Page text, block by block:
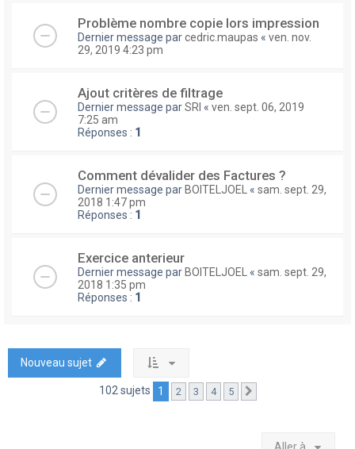
Problème nombre copie lors impression
Dernier message parcedric.maupas « ven. nov.
29, 2019 4:23 pm
Ajout critères de filtrage
Dernier message parSRI « ven. sept. 06, 2019
7:25 am
Réponses : 1
Comment dévalider des Factures ?
Dernier message par BOITELJOEL « sam. sept. 29,
2018 1:47 pm
Réponses : 1
Exercice anterieur
Dernier message par BOITELJOEL « sam. sept. 29,
2018 1:35 pm
Réponses : 1
Nouveau sujet
102 sujets 1 2 3 4 5